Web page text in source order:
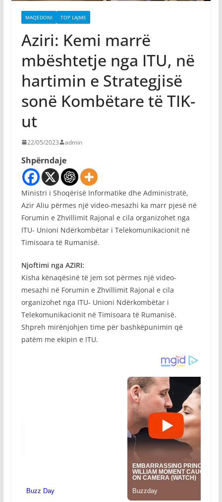
MAQEDONI TOP LAJME
Aziri: Kemi marrë
mbështetje nga ITU, në
hartimin e Strategjisë
sonë Kombëtare të TIK-
ut
22/05/2023 admin
Shpërndaje
Ministri i Shoqërisë Informatike dhe Administratë,
Azir Aliu përmes një video-mesazhi ka marr pjesë në
Forumin e Zhvillimit Rajonal e cila organizohet nga
ITU- Unioni Ndërkombëtar i Telekomunikacionit në
Timisoara të Rumanisë.
Njoftimi nga AZIRI:
Kisha kënaqësinë të jem sot përmes një video-
mesazhi në Forumin e Zhvillimit Rajonal e cila
organizohet nga ITU- Unioni Ndërkombëtar i
Telekomunikacionit në Timisoara të Rumanisë.
Shpreh mirënjohjen time për bashkëpunimin që
patëm me ekipin e ITU.